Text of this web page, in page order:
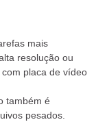
mais
resolução ou
placa de vídeo
também é
pesados.